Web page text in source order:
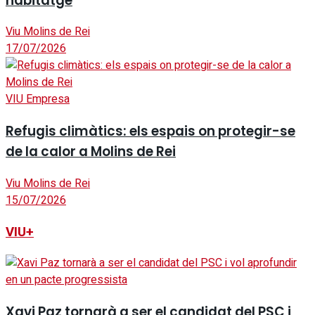
Viu Molins de Rei
17/07/2026
VIU Empresa
Refugis climàtics: els espais on protegir-se
de la calor a Molins de Rei
Viu Molins de Rei
15/07/2026
VIU+